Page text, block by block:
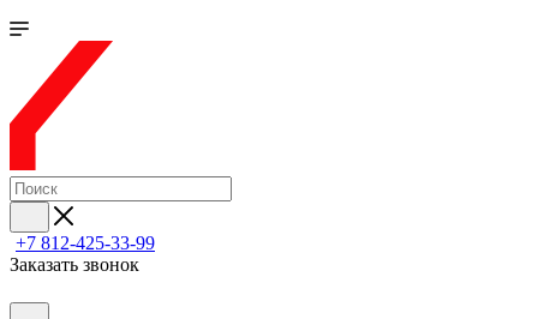
+7 812-425-33-99
Заказать звонок